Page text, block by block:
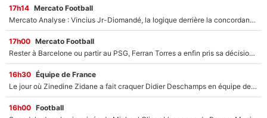
17h14 Mercato Football
Mercato Analyse : Vincius Jr-Diomandé, la logique derrière la concordance des temps
17h00 Mercato Football
Rester à Barcelone ou partir au PSG, Ferran Torres a enfin pris sa décision : La course contre la montre est lancée !
16h30 Équipe de France
Le jour où Zinedine Zidane a fait craquer Didier Deschamps en équipe de France : «Je m’en suis voulu», l’ancien sélectionneur a regretté son geste !
16h00 Football